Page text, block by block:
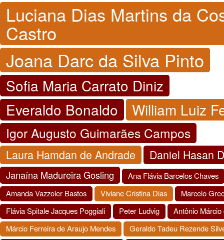
Luciana Dias Martins da
Castro
Joana Darc da Silva Pinto
Sofia Maria Carrato Diniz
Everaldo Bonaldo
William Luiz
Igor Augusto Guimarães Campos
Laura Hamdan de Andrade Daniel Hasan
Janaína Madureira Gosling
Ana Flávia Barcelos Chaves
Amanda Vazzoler Bastos
Viviane Cristina Dias
Marcelo
Flávia Spitale Jacques Poggiali
Peter Ludvig
Antônio Márcio
Márcio Ferreira de Araujo Mendes
Geraldo Tadeu Rezende